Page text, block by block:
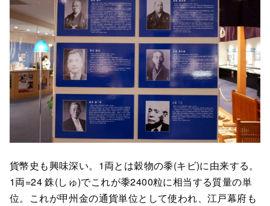
貨幣史も興味深い。1両とは穀物の黍(キビ)に由来する。
1両=24 銖(しゅ)でこれが黍2400粒に相当する質量の単
位。これが甲州金の通貨単位として使われ、江戸幕府も